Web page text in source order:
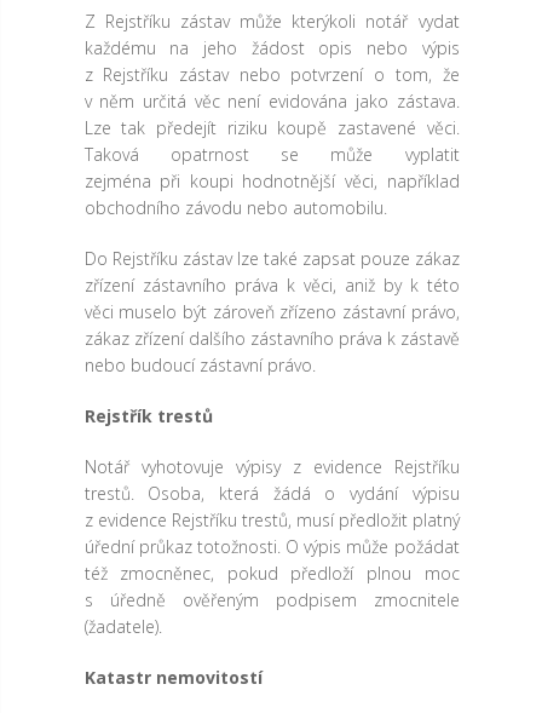
Z Rejstříku zástav může kterýkoli notář vydat
každému na jeho žádost opis nebo výpis
z Rejstříku zástav nebo potvrzení o tom, že
v něm určitá věc není evidována jako zástava.
Lze tak předejít riziku koupě zastavené věci.
Taková opatrnost se může vyplatit
zejména při koupi hodnotnější věci, například
obchodního závodu nebo automobilu.
Do Rejstříku zástav lze také zapsat pouze zákaz
zřízení zástavního práva k věci, aniž by k této
věci muselo být zároveň zřízeno zástavní právo,
zákaz zřízení dalšího zástavního práva k zástavě
nebo budoucí zástavní právo.
Rejstřík trestů
Notář vyhotovuje výpisy z evidence Rejstříku
trestů. Osoba, která žádá o vydání výpisu
z evidence Rejstříku trestů, musí předložit platný
úřední průkaz totožnosti. O výpis může požádat
též zmocněnec, pokud předloží plnou moc
s úředně ověřeným podpisem zmocnitele
(žadatele).
Katastr nemovitostí